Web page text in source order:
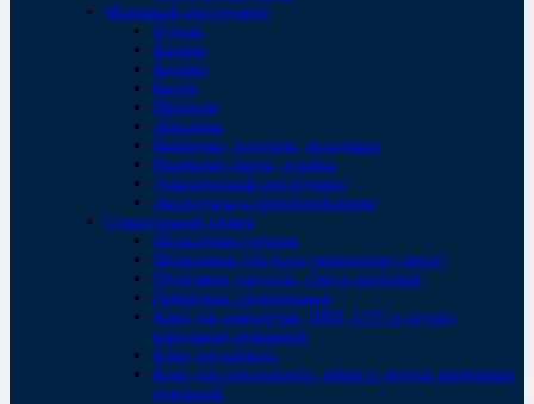
Малярный инструмент
Бугели
Валики
Кельмы
Кисти
Шпатели
Абразивы
Ванночки, поддоны, вкладыши
Малярные ленты, пленки
Декоративный инструмент
Аксессуары и приспособления
Строительная химия
Шпаклевки готовые
Шпаклевки для пола (ремонтные смеси)
Грунтовки для пола, стен и потолков
Герметики строительные
Клеи для линолеума, ПВХ, LVT и других
напольных покрытий
Клеи для паркета
Клеи для стеклохолста, обоев и других настенных
покрытий